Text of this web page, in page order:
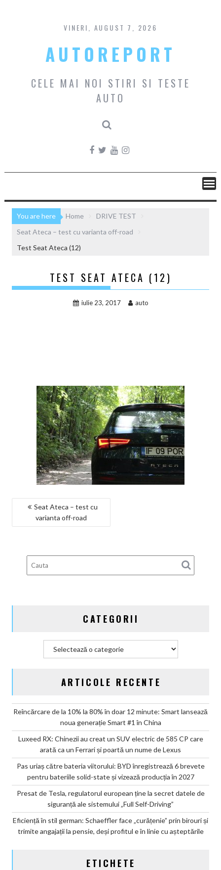
content
VINERI, AUGUST 7, 2026
AUTOREPORT
CELE MAI NOI STIRI SI TESTE
AUTO
You are here Home
DRIVE TEST
Seat Ateca – test cu varianta off-road
Test Seat Ateca (12)
TEST SEAT ATECA (12)
iulie 23, 2017 auto
NAVIGARE
Seat Ateca – test cu
varianta off-road
CATEGORII
ARTICOLE RECENTE
Reîncărcare de la 10% la 80% în doar 12 minute: Smart lansează
noua generație Smart #1 în China
Luxeed RX: Chinezii au creat un SUV electric de 585 CP care
arată ca un Ferrari și poartă un nume de Lexus
Pas uriaș către bateria viitorului: BYD înregistrează 6 brevete
pentru bateriile solid-state și vizează producția în 2027
Presat de Tesla, regulatorul european ține la secret datele de
siguranță ale sistemului „Full Self-Driving”
Eficiență în stil german: Schaeffler face „curățenie” prin birouri și
trimite angajații la pensie, deși profitul e în linie cu așteptările
ETICHETE